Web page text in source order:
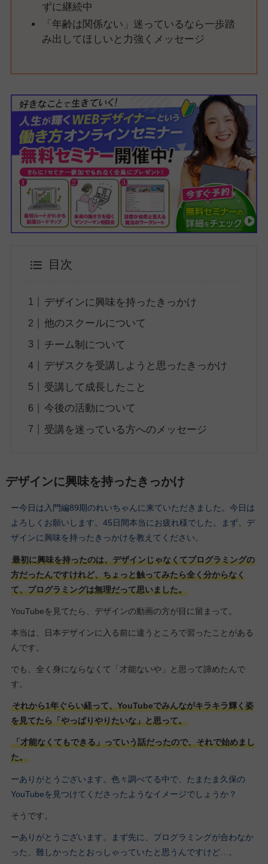
ずに継続中
「年齢は関係ない」迷っているなら一歩踏
み出してほしいと力強くメッセージ
目次
デザインに興味を持ったきっかけ
他のスクールについて
チーム制について
デザスクを受講しようと思ったきっかけ
受講して成長したこと
今後の活動について
受講を迷っている方へのメッセージ
デザインに興味を持ったきっかけ
ー今日は入門編89期のれいちゃんに来ていただきました。今日は
よろしくお願いします。45日間本当にお疲れ様でした。まず、デ
ザインに興味を持ったきっかけを教えてください。
最初に興味を持ったのは、デザインじゃなくてプログラミングの
方だったんですけれど、ちょっと触ってみたら全く分からなく
て、プログラミングは無理だって思いました。
YouTubeを見てたら、デザインの動画の方が目に留まって。
本当は、日本デザインに入る前に違うところで習ったことがある
んです。
でも、全く身にならなくて「才能ないや」と思って諦めたんで
す。
それから1年ぐらい経って、YouTubeでみんながキラキラ輝く姿
を見てたら「やっぱりやりたいな」と思って。
「才能なくてもできる」っていう話だったので、それで始めまし
た。
ーありがとうございます。色々調べてる中で、たまたま久保の
YouTubeを見つけてくださったようなイメージでしょうか？
そうです。
ーありがとうございます。まず先に、プログラミングが合わなか
った、難しかったとおっしゃっていたと思うんですけど…。